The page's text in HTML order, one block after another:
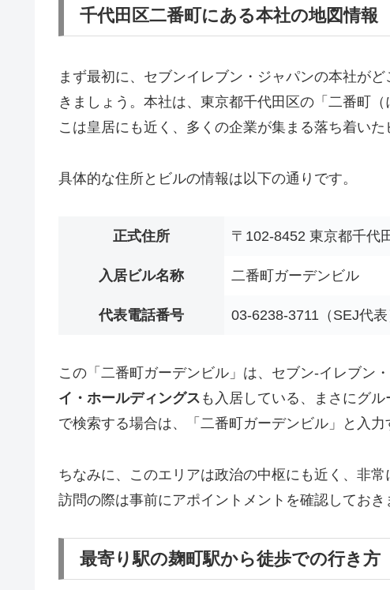
千代田区二番町にある本社の地図情報
まず最初に、セブンイレブン・ジャパンの本社が
きましょう。本社は、東京都千代田区の「二番町
こは皇居にも近く、多くの企業が集まる落ち着いた
具体的な住所とビルの情報は以下の通りです。
正式住所 〒102-8452 東京都千代
入居ビル名称 二番町ガーデンビル
代表電話番号 03-6238-3711（SEJ代表
この「二番町ガーデンビル」は、セブン‐イレブン
イ・ホールディングス も入居している、まさにグ
で検索する場合は、「二番町ガーデンビル」と入
ちなみに、このエリアは政治の中枢にも近く、非
訪問の際は事前にアポイントメントを確認しておき
最寄り駅の麹町駅から徒歩での行き方